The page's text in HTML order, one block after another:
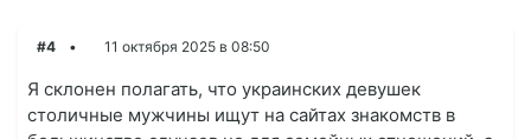
#4 11 октября 2025 в 08:50
Я склонен полагать, что украинских девушек
столичные мужчины ищут на сайтах знакомств в